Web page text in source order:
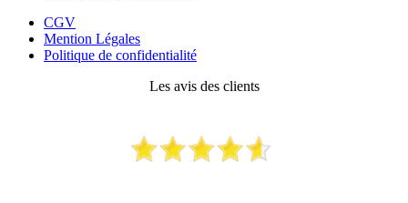
CGV
Mention Légales
Politique de confidentialité
Les avis des clients